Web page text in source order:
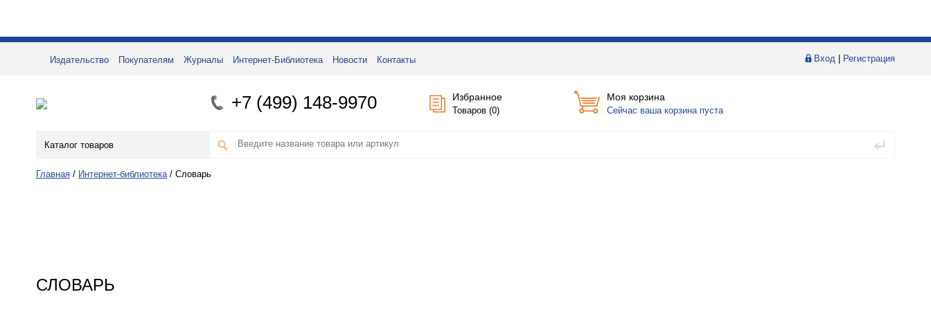
Вход Регистрация
Издательство Покупателям Журналы Интернет-Библиотека Новости Контакты
+7 (499) 148-9970 Избранное
Товаров (0)
Моя корзина
Сейчас ваша корзина пуста
Каталог товаров
Главная / Интернет-библиотека / Словарь
СЛОВАРЬ